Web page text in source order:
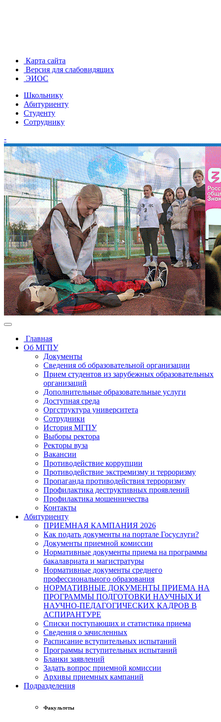
Карта сайта
Версия для слабовидящих
ЭИОС
Школьнику
Абитуриенту
Студенту
Сотруднику
-
Главная
Об МГПУ
Документы
Сведения об образовательной организации
Прием студентов из зарубежных образовательных
организаций
Дополнительные образовательные услуги
Доступная среда
Оргструктура университета
Сотрудники
История МГПУ
Выборы ректора
Ректоры вуза
Вакансии
Противодействие коррупции
Противодействие экстремизму и терроризму
Пропаганда противодействия терроризму
Профилактика деструктивных проявлений
Профилактика мошенничества
Контакты
Абитуриенту
ПРИЕМНАЯ КАМПАНИЯ 2026
Как подать документы на портале Госуслуги?
Документы приемной комиссии
Нормативные документы приема на программы
бакалавриата и магистратуры
Нормативные документы среднего
профессионального образования
НОРМАТИВНЫЕ ДОКУМЕНТЫ ПРИЕМА НА
ПРОГРАММЫ ПОДГОТОВКИ НАУЧНЫХ И
НАУЧНО-ПЕДАГОГИЧЕСКИХ КАДРОВ В
АСПИРАНТУРЕ
Списки поступающих и статистика приема
Сведения о зачисленных
Расписание вступительных испытаний
Программы вступительных испытаний
Бланки заявлений
Задать вопрос приемной комиссии
Архивы приемных кампаний
Подразделения
Факультеты